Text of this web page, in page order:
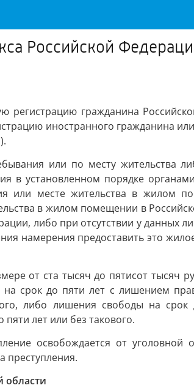
Российской
регистрацию гражданина
иностранного гражданина
или по месту жительства
в установленном порядке
или месте жительства в жилом
в жилом помещении в
либо при отсутствии у данных
намерения предоставить это
от ста тысяч до пятисот тысяч
срок до пяти лет с лишением
либо лишения свободы на
лет или без такового.
освобождается от уголовной
преступления.
области